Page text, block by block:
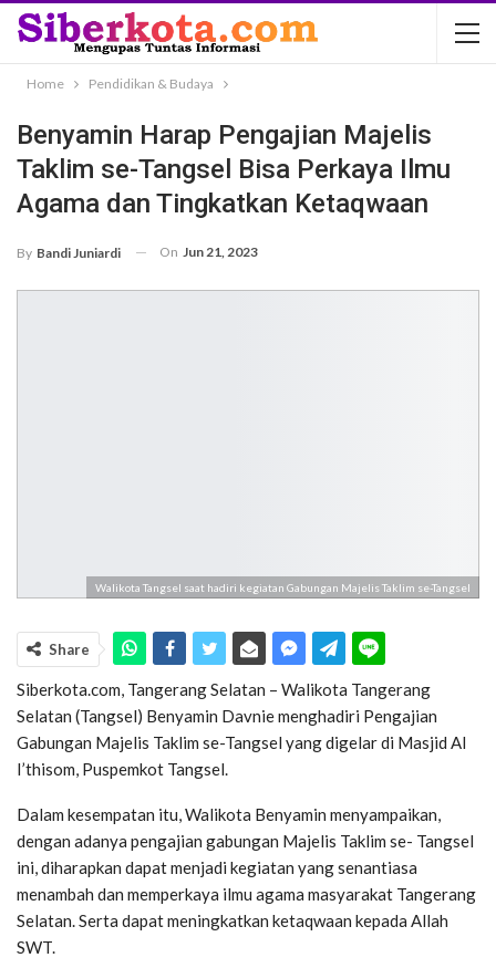
Home Pendidikan & Budaya
Benyamin Harap Pengajian Majelis
Taklim se-Tangsel Bisa Perkaya Ilmu
Agama dan Tingkatkan Ketaqwaan
By Bandi Juniardi On Jun 21, 2023
Walikota Tangsel saat hadiri kegiatan Gabungan Majelis Taklim se-Tangsel
Share
Siberkota.com, Tangerang Selatan – Walikota Tangerang
Selatan (Tangsel) Benyamin Davnie menghadiri Pengajian
Gabungan Majelis Taklim se-Tangsel yang digelar di Masjid Al
I’thisom, Puspemkot Tangsel.
Dalam kesempatan itu, Walikota Benyamin menyampaikan,
dengan adanya pengajian gabungan Majelis Taklim se- Tangsel
ini, diharapkan dapat menjadi kegiatan yang senantiasa
menambah dan memperkaya ilmu agama masyarakat Tangerang
Selatan. Serta dapat meningkatkan ketaqwaan kepada Allah
SWT.